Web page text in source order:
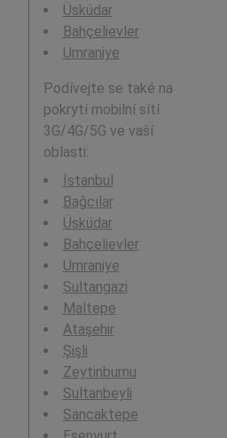
Üsküdar
Bahçelievler
Umraniye
Podívejte se také na
pokrytí mobilní sítí
3G/4G/5G ve vaší
oblasti:
İstanbul
Bağcılar
Üsküdar
Bahçelievler
Umraniye
Sultangazi
Maltepe
Ataşehir
Şişli
Zeytinburnu
Sultanbeyli
Sancaktepe